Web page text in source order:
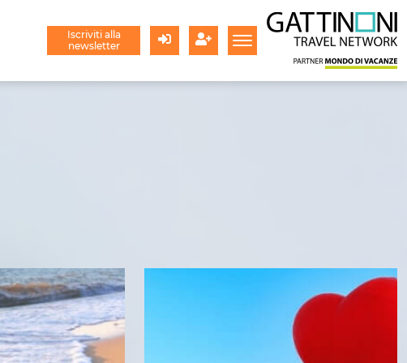
Iscriviti alla
newsletter
Registrati